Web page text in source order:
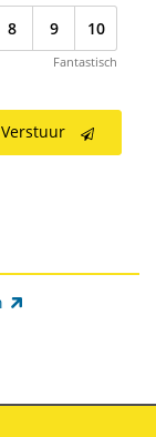
8 9 10
Fantastisch
Verstuur